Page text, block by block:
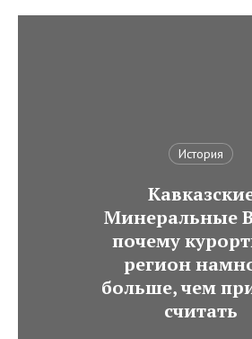
История
Минеральные
почему
регион
больше, чем
считать